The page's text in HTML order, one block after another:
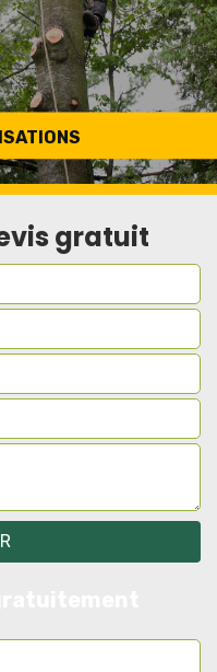
gratuit